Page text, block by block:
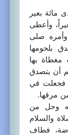
مائة بعير
وأعطى
وأمره صلى
بلحومها
مغطاة بها
أن يتصدق
فجعلت في
مرقها.
وحل من
والسلام
فطاف